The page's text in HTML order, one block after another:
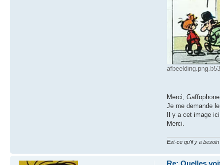
Merci,
Je me demande
Il y a cet image
Merci.
Est-ce qu'il y a
Re: Quelles